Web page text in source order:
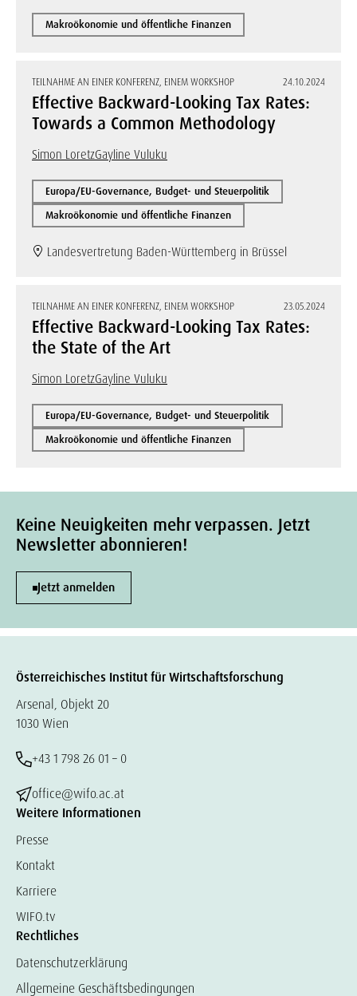
Makroökonomie und öffentliche Finanzen
TEILNAHME AN EINER KONFERENZ, EINEM WORKSHOP 24.10.2024
Effective Backward-Looking Tax Rates:
Towards a Common Methodology
Simon LoretzGayline Vuluku
Europa/EU-Governance, Budget- und Steuerpolitik
Makroökonomie und öffentliche Finanzen
Landesvertretung Baden-Württemberg in Brüssel
TEILNAHME AN EINER KONFERENZ, EINEM WORKSHOP 23.05.2024
Effective Backward-Looking Tax Rates:
the State of the Art
Simon LoretzGayline Vuluku
Europa/EU-Governance, Budget- und Steuerpolitik
Makroökonomie und öffentliche Finanzen
Keine Neuigkeiten mehr verpassen. Jetzt
Newsletter abonnieren!
Jetzt anmelden
Österreichisches Institut für Wirtschaftsforschung
Arsenal, Objekt 20
1030 Wien
+43 1 798 26 01 – 0
office@wifo.ac.at
Weitere Informationen
Presse
Kontakt
Karriere
WIFO.tv
Rechtliches
Datenschutzerklärung
Allgemeine Geschäftsbedingungen